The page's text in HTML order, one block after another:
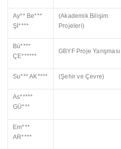
Ay** Be***
Şİ****
(Akademik Bilişim
Projeleri)
Bü****
ÇE******
GBYF Proje Yarışması
Su*** AK**** (Şehir ve Çevre)
As*****
GÜ***
Em***
AR****